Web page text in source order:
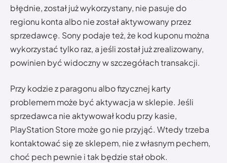
błędnie, został już wykorzystany, nie pasuje do
regionu konta albo nie został aktywowany przez
sprzedawcę. Sony podaje też, że kod kuponu można
wykorzystać tylko raz, a jeśli został już zrealizowany,
powinien być widoczny w szczegółach transakcji.
Przy kodzie z paragonu albo fizycznej karty
problemem może być aktywacja w sklepie. Jeśli
sprzedawca nie aktywował kodu przy kasie,
PlayStation Store może go nie przyjąć. Wtedy trzeba
kontaktować się ze sklepem, nie z własnym pechem,
choć pech pewnie i tak będzie stał obok.